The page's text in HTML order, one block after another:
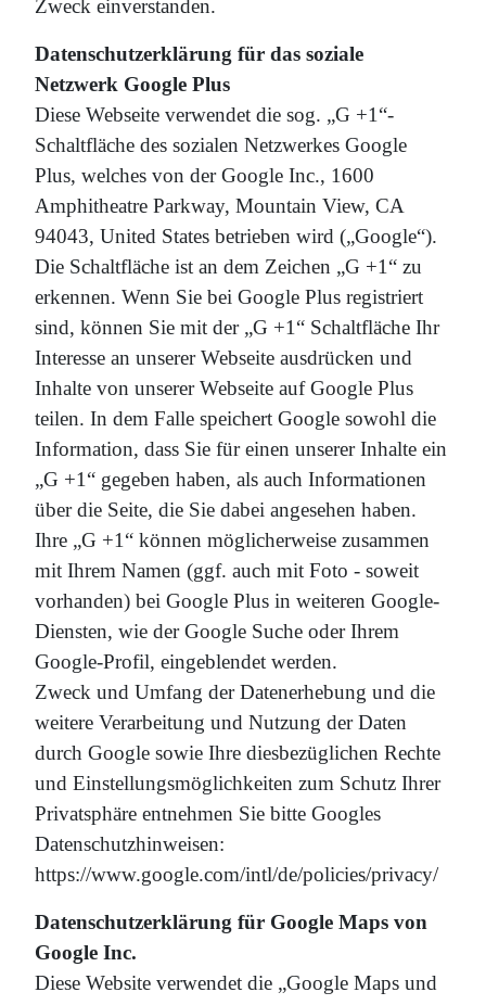
Zweck einverstanden.
Datenschutzerklärung für das soziale
Netzwerk Google Plus
Diese Webseite verwendet die sog. „G +1“-
Schaltfläche des sozialen Netzwerkes Google
Plus, welches von der Google Inc., 1600
Amphitheatre Parkway, Mountain View, CA
94043, United States betrieben wird („Google“).
Die Schaltfläche ist an dem Zeichen „G +1“ zu
erkennen. Wenn Sie bei Google Plus registriert
sind, können Sie mit der „G +1“ Schaltfläche Ihr
Interesse an unserer Webseite ausdrücken und
Inhalte von unserer Webseite auf Google Plus
teilen. In dem Falle speichert Google sowohl die
Information, dass Sie für einen unserer Inhalte ein
„G +1“ gegeben haben, als auch Informationen
über die Seite, die Sie dabei angesehen haben.
Ihre „G +1“ können möglicherweise zusammen
mit Ihrem Namen (ggf. auch mit Foto - soweit
vorhanden) bei Google Plus in weiteren Google-
Diensten, wie der Google Suche oder Ihrem
Google-Profil, eingeblendet werden.
Zweck und Umfang der Datenerhebung und die
weitere Verarbeitung und Nutzung der Daten
durch Google sowie Ihre diesbezüglichen Rechte
und Einstellungsmöglichkeiten zum Schutz Ihrer
Privatsphäre entnehmen Sie bitte Googles
Datenschutzhinweisen:
https://www.google.com/intl/de/policies/privacy/
Datenschutzerklärung für Google Maps von
Google Inc.
Diese Website verwendet die „Google Maps und